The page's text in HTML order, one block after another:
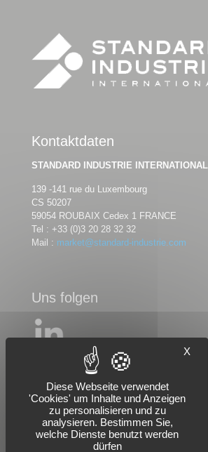
Kontaktdaten
STANDARD INDUSTRIE INTERNATIONAL
139 -141 rue du Luxembourg
CS 50207
59054 ROUBAIX Cedex 1 FRANCE
Tel : +33 (0)3 20 28 32 32
Mail : market@standard-industrie.com
Uns folgen
X
Diese Webseite verwendet
'Cookies' um Inhalte und Anzeigen
zu personalisieren und zu
analysieren. Bestimmen Sie,
welche Dienste benutzt werden
dürfen